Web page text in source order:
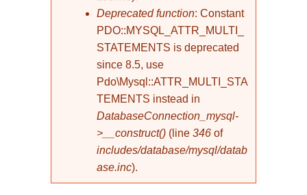
Deprecated function: Constant
PDO::MYSQL_ATTR_MULTI_
STATEMENTS is deprecated
since 8.5, use
Pdo\Mysql::ATTR_MULTI_STA
TEMENTS instead in
DatabaseConnection_mysql-
>__construct() (line 346 of
includes/database/mysql/datab
ase.inc).